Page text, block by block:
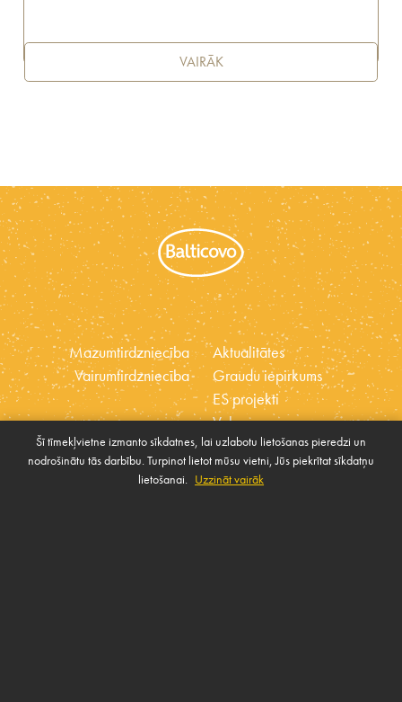
VAIRĀK
Mazumtirdzniecība
Vairumtirdzniecība
Sīkdatnes
Aktualitātes
Graudu iepirkums
ES projekti
Vakances
Ētikas kodekss
Sabiedrības atbalsta
Šī tīmekļvietne izmanto sīkdatnes, lai uzlabotu lietošanas pieredzi un
nodrošinātu tās darbību. Turpinot lietot mūsu vietni, Jūs piekrītat sīkdatņu
lietošanai. Uzzināt vairāk